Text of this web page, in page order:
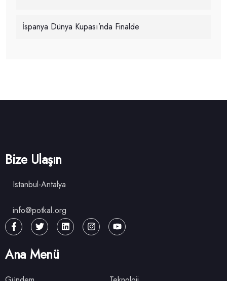
İspanya Dünya Kupası’nda Finalde
Bize Ulaşın
Istanbul-Antalya
info@potkal.org
Ana Menü